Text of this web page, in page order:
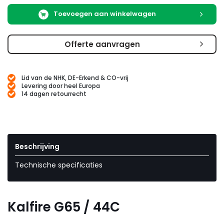
Toevoegen aan winkelwagen
Offerte aanvragen
Lid van de NHK, DE-Erkend & CO-vrij
Levering door heel Europa
14 dagen retourrecht
Beschrijving
Technische specificaties
Kalfire G65 / 44C